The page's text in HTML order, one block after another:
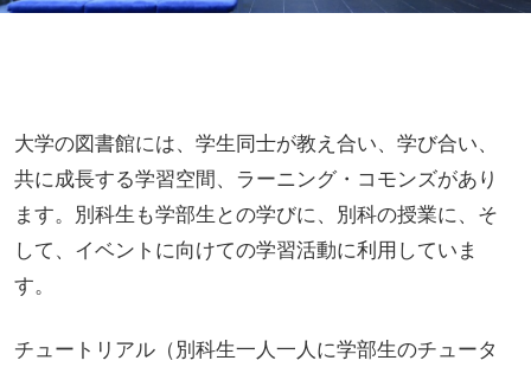
大学の図書館には、学生同士が教え合い、学び合い、
共に成長する学習空間、ラーニング・コモンズがあり
ます。別科生も学部生との学びに、別科の授業に、そ
して、イベントに向けての学習活動に利用していま
す。
チュートリアル（別科生一人一人に学部生のチュータ